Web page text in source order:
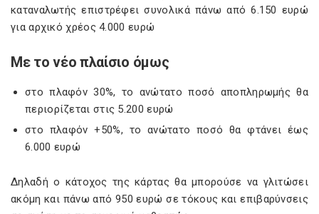
καταναλωτής επιστρέφει συνολικά πάνω από 6.150 ευρώ
για αρχικό χρέος 4.000 ευρώ
Με το νέο πλαίσιο όμως
στο πλαφόν 30%, το ανώτατο ποσό αποπληρωμής θα
περιορίζεται στις 5.200 ευρώ
στο πλαφόν +50%, το ανώτατο ποσό θα φτάνει έως
6.000 ευρώ
Δηλαδή ο κάτοχος της κάρτας θα μπορούσε να γλιτώσει
ακόμη και πάνω από 950 ευρώ σε τόκους και επιβαρύνσεις